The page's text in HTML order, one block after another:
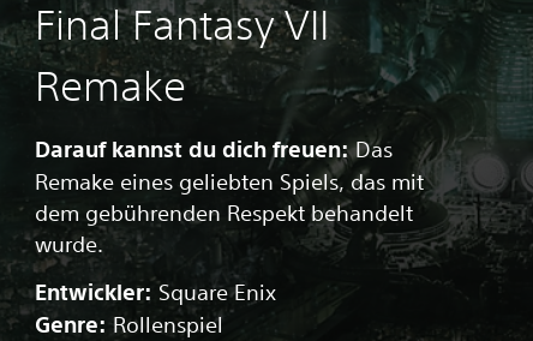
Final Fantasy VII
Remake
Darauf kannst du dich freuen:Das
Remake eines geliebten Spiels, das mit
dem gebührenden Respekt behandelt
wurde.
Entwickler: Square Enix
Genre: Rollenspiel